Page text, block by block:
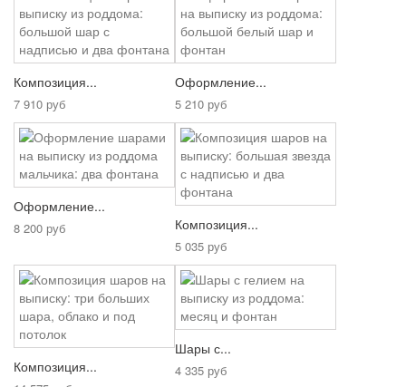
Композиция...
7 910 руб
Оформление...
5 210 руб
Оформление...
8 200 руб Композиция...
5 035 руб
Композиция...
Шары с...
4 335 руб